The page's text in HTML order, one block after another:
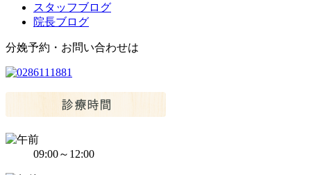
スタッフブログ
院長ブログ
分娩予約・お問い合わせは
09:00～12:00